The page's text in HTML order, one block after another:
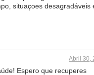
situaçoes desagradáveis
Abril 30,
Espero que recuperes